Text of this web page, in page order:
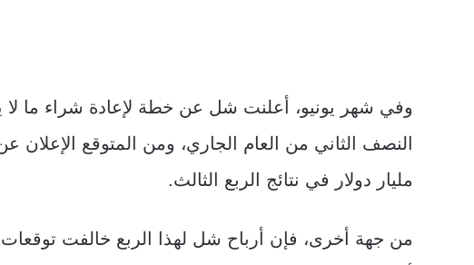
مليار دولار في نتائج الربع الثالث.
من جهة أخرى، فإن أرباح شل لهذا الربع خالفت